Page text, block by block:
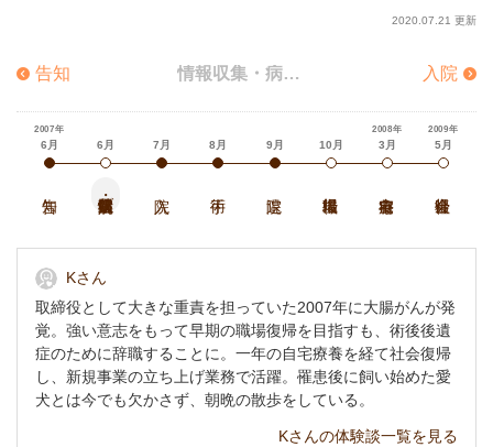
2020.07.21 更新
Hatch Healthcare K.K. https://www.hatch-healthcare.co.jp
告知 情報収集・病院選び 入院
2007年
6月 6月
情報収集・病院選び
7月 8月 9月 10月
2008年
3月
2009年
5月
Kさん
取締役として大きな重責を担っていた2007年に大腸がんが発
覚。強い意志をもって早期の職場復帰を目指すも、術後後遺
症のために辞職することに。一年の自宅療養を経て社会復帰
し、新規事業の立ち上げ業務で活躍。罹患後に飼い始めた愛
犬とは今でも欠かさず、朝晩の散歩をしている。
Kさんの体験談一覧を見る